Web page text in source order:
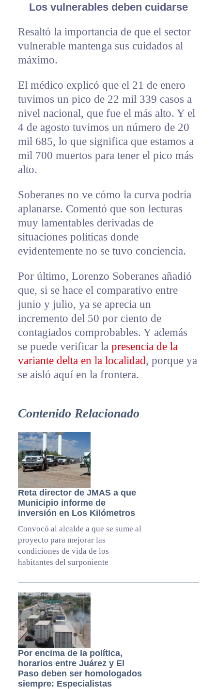
Los vulnerables deben cuidarse
Resaltó la importancia de que el sector
vulnerable mantenga sus cuidados al
máximo.
El médico explicó que el 21 de enero
tuvimos un pico de 22 mil 339 casos a
nivel nacional, que fue el más alto. Y el
4 de agosto tuvimos un número de 20
mil 685, lo que significa que estamos a
mil 700 muertos para tener el pico más
alto.
Soberanes no ve cómo la curva podría
aplanarse. Comentó que son lecturas
muy lamentables derivadas de
situaciones políticas donde
evidentemente no se tuvo conciencia.
Por último, Lorenzo Soberanes añadió
que, si se hace el comparativo entre
junio y julio, ya se aprecia un
incremento del 50 por ciento de
contagiados comprobables. Y además
se puede verificar la presencia de la
variante delta en la localidad, porque ya
se aisló aquí en la frontera.
Contenido Relacionado
Reta director de JMAS a que
Municipio informe de
inversión en Los Kilómetros
Convocó al alcalde a que se sume al
proyecto para mejorar las
condiciones de vida de los
habitantes del surponiente
Por encima de la política,
horarios entre Juárez y El
Paso deben ser homologados
siempre: Especialistas